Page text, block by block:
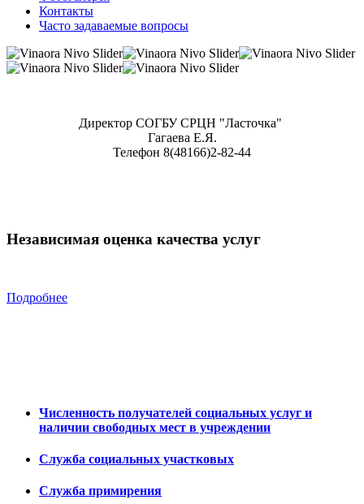
Контакты
Часто задаваемые вопросы
Директор СОГБУ СРЦН "Ласточка"
Гагаева Е.Я.
Телефон 8(48166)2-82-44
Независимая оценка качества услуг
Подробнее
Численность получателей социальных услуг и
наличии свободных мест в учреждении
Служба социальных участковых
Служба примирения